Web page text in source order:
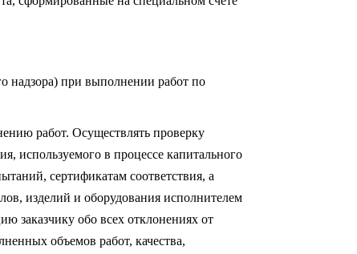
надзора) при выполнении работ по
работ. Осуществлять проверку
используемого в процессе капитального
сертификатам соответствия, а
изделий и оборудования исполнителем
заказчику обо всех отклонениях от
объемов работ, качества,